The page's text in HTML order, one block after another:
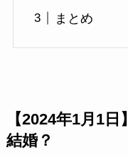
まとめ
【2024年1月1
結婚？